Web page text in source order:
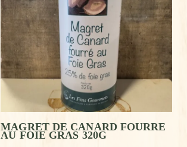
MAGRET DE CANARD FOURRE
AU FOIE GRAS 320G